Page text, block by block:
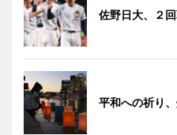
佐野日大、２
平和への祈り